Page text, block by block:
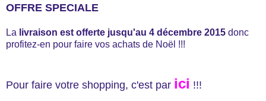
OFFRE SPECIALE
La livraison est offerte jusqu'au 4 décembre 2015 donc
profitez-en pour faire vos achats de Noël !!!
Pour faire votre shopping, c'est par ici !!!